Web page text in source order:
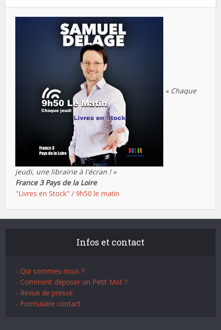
« Chaque
jeudi, une librairie à l'écran ! »
France 3 Pays de la Loire
"Livres en Stock" / 9h50 le matin
Infos et contact
- Qui sommes-nous ?
- Comment déposer un Petit Mot ?
- Revue de presse
- Formulaire contact